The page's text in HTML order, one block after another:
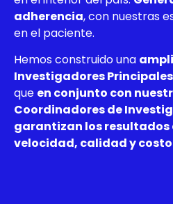
adherencia, con nuestras
en el paciente.
Hemos construido una
Investigadores Principales
que en conjunto con
Coordinadores de
garantizan los resultados
velocidad, calidad y